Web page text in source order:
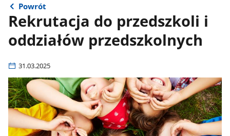
Powrót
Rekrutacja do przedszkoli i
oddziałów przedszkolnych
31.03.2025